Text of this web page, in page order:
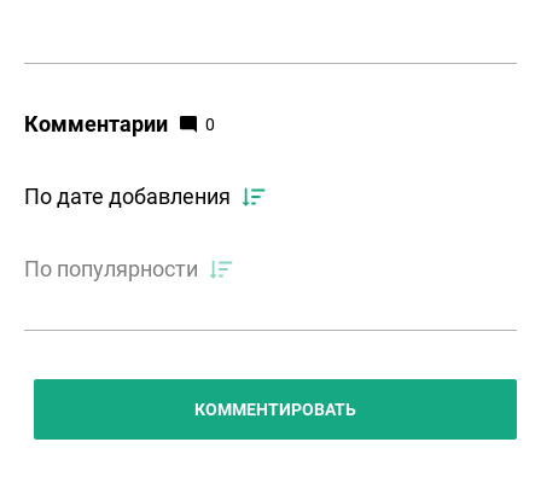
Комментарии 0
По дате добавления
По популярности
КОММЕНТИРОВАТЬ